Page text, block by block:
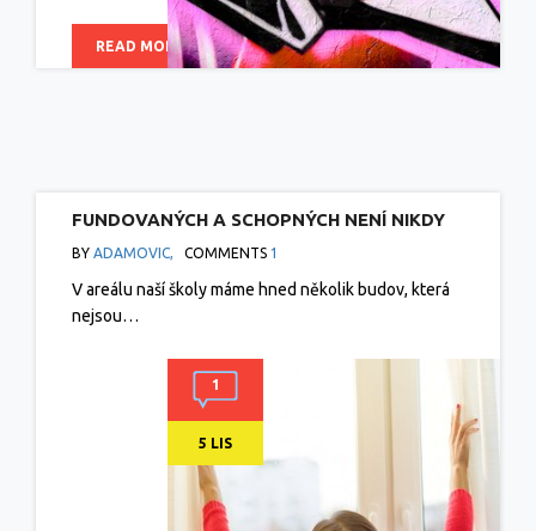
READ MORE
FUNDOVANÝCH A SCHOPNÝCH NENÍ NIKDY
BY ADAMOVIC, COMMENTS 1
V areálu naší školy máme hned několik budov, která
nejsou…
1
5 LIS